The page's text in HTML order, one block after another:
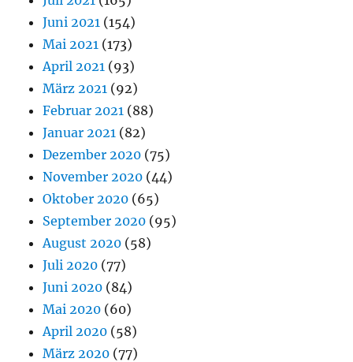
Juni 2021 (154)
Mai 2021 (173)
April 2021 (93)
März 2021 (92)
Februar 2021 (88)
Januar 2021 (82)
Dezember 2020 (75)
November 2020 (44)
Oktober 2020 (65)
September 2020 (95)
August 2020 (58)
Juli 2020 (77)
Juni 2020 (84)
Mai 2020 (60)
April 2020 (58)
März 2020 (77)